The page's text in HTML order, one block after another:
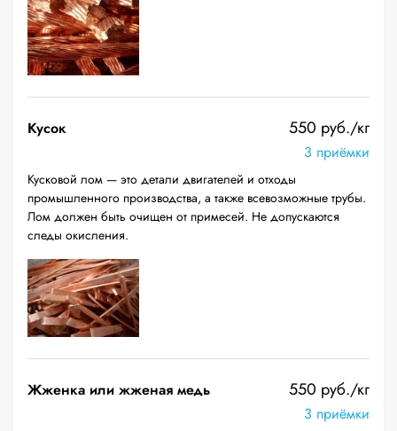
Кусок 550 руб./кг
3 приёмки
Кусковой лом — это детали двигателей и отходы
промышленного производства, а также всевозможные трубы.
Лом должен быть очищен от примесей. Не допускаются
следы окисления.
Жженка или жженая медь 550 руб./кг
3 приёмки